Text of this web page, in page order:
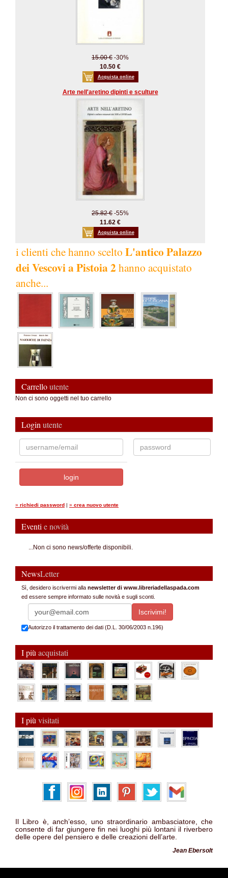
15.00 € -30%
10.50 €
Acquista online
Arte nell'aretino dipinti e sculture
25.82 € -55%
11.62 €
Acquista online
i clienti che hanno scelto L'antico Palazzo
dei Vescovi a Pistoia 2 hanno acquistato
anche...
Carrelloutente
Non ci sono oggetti nel tuo carrello
Login utente
» richiedi password | » crea nuovo utente
Eventi e novità
...Non ci sono news/offerte disponibili.
NewsLetter
Sì, desidero iscrivermi alla newsletter di www.libreriadellaspada.com
ed essere sempre informato sulle novità e sugli sconti.
Autorizzo il trattamento dei dati (D.L. 30/06/2003 n.196)
I più acquistati
I più visitati
Il Libro è, anch’esso, uno straordinario ambasciatore, che
consente di far giungere fin nei luoghi più lontani il riverbero
delle opere del pensiero e delle creazioni dell’arte.
Jean Ebersolt